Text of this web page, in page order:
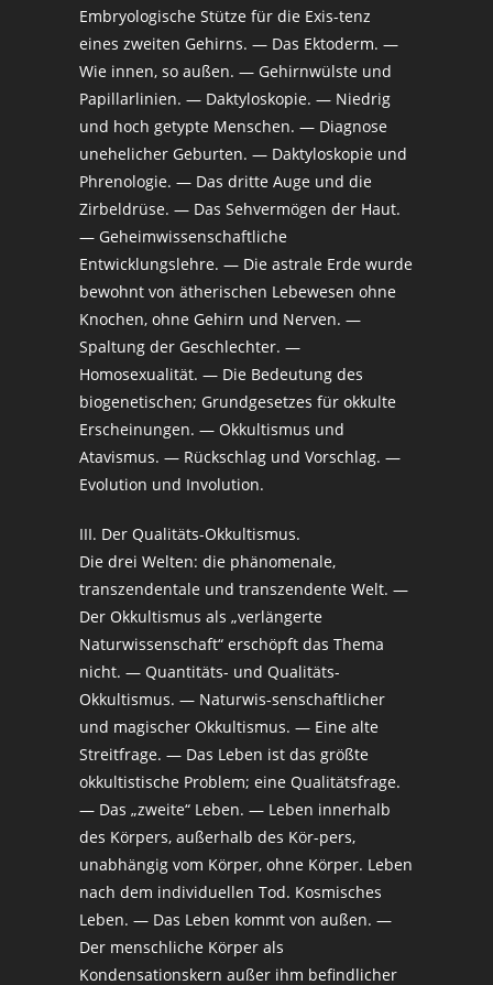
Embryologische Stütze für die Exis-tenz
eines zweiten Gehirns. — Das Ektoderm. —
Wie innen, so außen. — Gehirnwülste und
Papillarlinien. — Daktyloskopie. — Niedrig
und hoch getypte Menschen. — Diagnose
unehelicher Geburten. — Daktyloskopie und
Phrenologie. — Das dritte Auge und die
Zirbeldrüse. — Das Sehvermögen der Haut.
— Geheimwissenschaftliche
Entwicklungslehre. — Die astrale Erde wurde
bewohnt von ätherischen Lebewesen ohne
Knochen, ohne Gehirn und Nerven. —
Spaltung der Geschlechter. —
Homosexualität. — Die Bedeutung des
biogenetischen; Grundgesetzes für okkulte
Erscheinungen. — Okkultismus und
Atavismus. — Rückschlag und Vorschlag. —
Evolution und Involution.
III. Der Qualitäts-Okkultismus.
Die drei Welten: die phänomenale,
transzendentale und transzendente Welt. —
Der Okkultismus als „verlängerte
Naturwissenschaft“ erschöpft das Thema
nicht. — Quantitäts- und Qualitäts-
Okkultismus. — Naturwis-senschaftlicher
und magischer Okkultismus. — Eine alte
Streitfrage. — Das Leben ist das größte
okkultistische Problem; eine Qualitätsfrage.
— Das „zweite“ Leben. — Leben innerhalb
des Körpers, außerhalb des Kör-pers,
unabhängig vom Körper, ohne Körper. Leben
nach dem individuellen Tod. Kosmisches
Leben. — Das Leben kommt von außen. —
Der menschliche Körper als
Kondensationskern außer ihm befindlicher